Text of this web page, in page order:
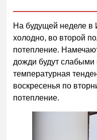
На будущей неделе в
холодно, во второй
потепление.
дожди будут
температурная
воскресенья по
потепление.